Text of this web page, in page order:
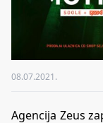
08.07.2021.
Agencija Zeus